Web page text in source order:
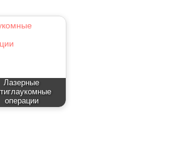
Лазерные
операции